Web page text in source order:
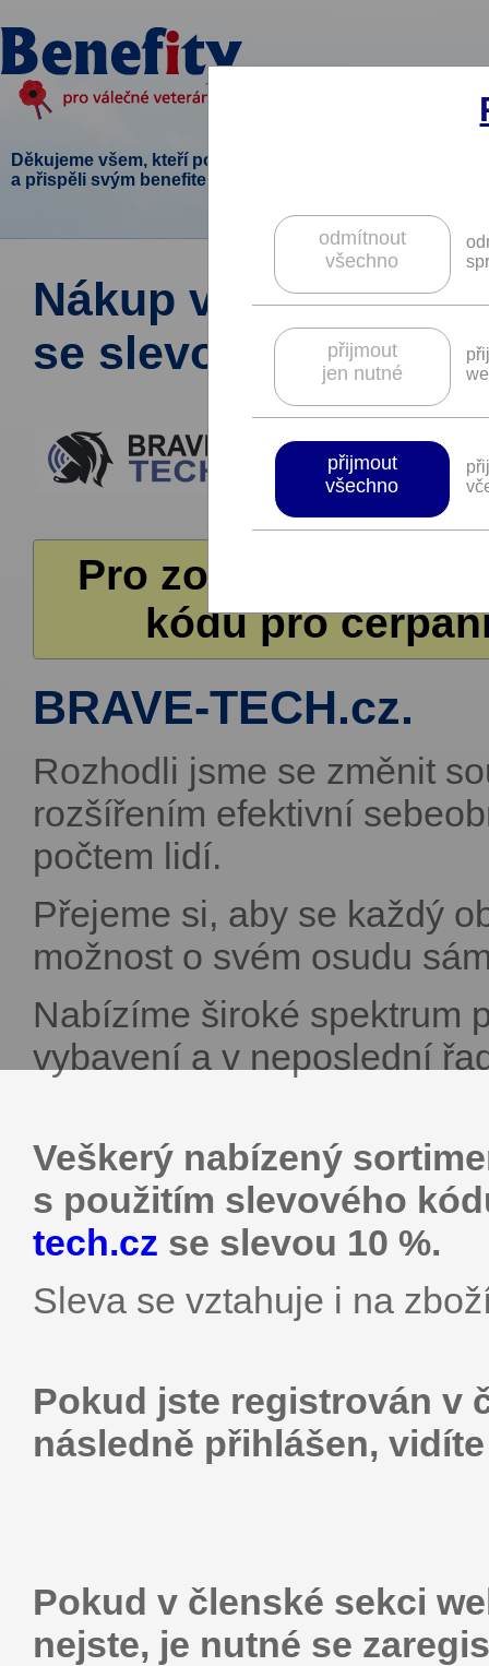
Děkujeme všem, kteří podpořili tento projekt
a přispěli svým benefitem.
odmítnout
všechno
přijmout
jen nutné
přijmout
všechno
Nákup v e-shopu
se slevou.
Pro zobrazení
kódů pro
BRAVE-TECH.cz.
Rozhodli jsme se změnit
rozšířením efektivní
počtem lidí.
Přejeme si, aby se každý
možnost o svém osudu
Nabízíme široké spektrum
vybavení a v neposlední
Veškerý nabízený
s použitím slevového
tech.cz se slevou 10 %.
Sleva se vztahuje i na
Pokud jste registrován v
následně přihlášen,
Pokud v členské sekci
nejste, je nutné se